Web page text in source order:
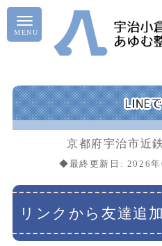
京都府宇治市近
◆最終更新日: 2026
リンクから友達追加